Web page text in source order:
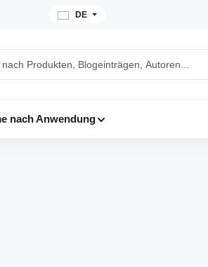
DE
nach Anwendung